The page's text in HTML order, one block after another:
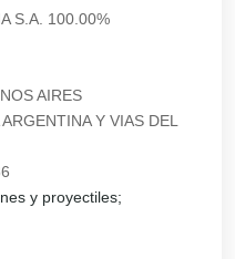
S.A. 100.00%
AIRES
Y VIAS DEL
y proyectiles;